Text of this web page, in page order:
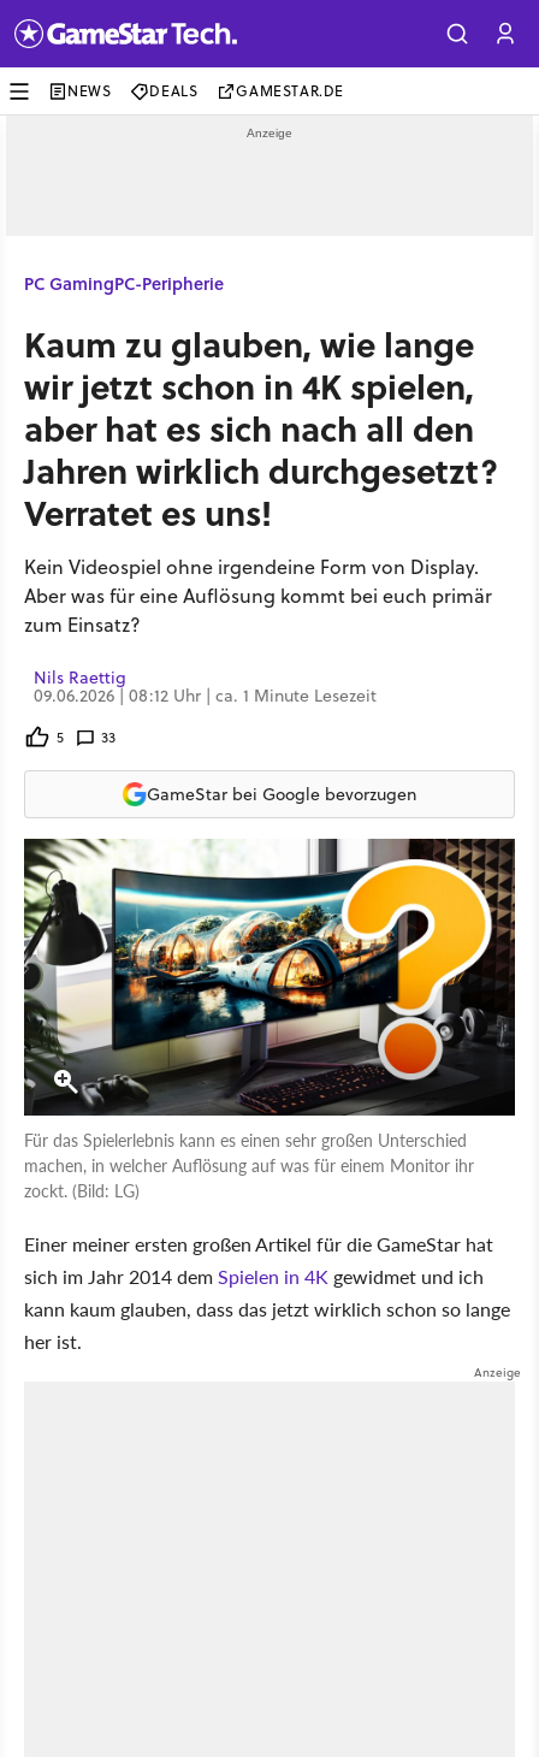
NEWS DEALS GAMESTAR.DE
PC GamingPC-Peripherie
Kaum zu glauben, wie lange
wir jetzt schon in 4K spielen,
aber hat es sich nach all den
Jahren wirklich durchgesetzt?
Verratet es uns!
Kein Videospiel ohne irgendeine Form von Display.
Aber was für eine Auflösung kommt bei euch primär
zum Einsatz?
Nils Raettig
09.06.2026 | 08:12 Uhr | ca. 1 Minute Lesezeit
5 33
GameStar bei Google bevorzugen
Für das Spielerlebnis kann es einen sehr großen Unterschied
machen, in welcher Auflösung auf was für einem Monitor ihr
zockt. (Bild: LG)
Einer meiner ersten großen Artikel für die GameStar hat
sich im Jahr 2014 demSpielen in 4K gewidmet und ich
kann kaum glauben, dass das jetzt wirklich schon so lange
her ist.